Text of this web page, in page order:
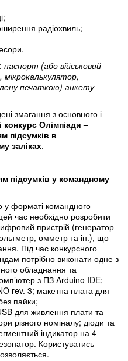
радіохвиль;
паспорт (або військовий
печаткою) анкету
змагання з основного і
Олімпіади –
підсумків в
заліках.
підсумків у командному
у форматі командного
час необхідно розробити
пристрій (генератор
омметр та ін.), що
Під час конкурсного
потрібно виконати одне з
обладнання та
з ПЗ Arduino IDE;
rev. 3; макетна плата для
пайки;
для живлення плати та
різного номіналу; діоди та
індикатор на 4
Користуватись